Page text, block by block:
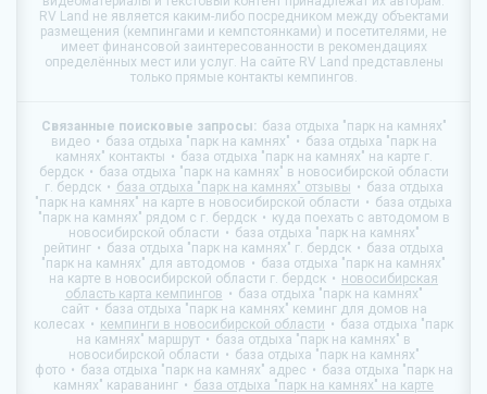
RV Land не является каким-либо посредником между объектами
размещения (кемпингами и кемпстоянками) и посетителями, не
имеет финансовой заинтересованности в рекомендациях
определённых мест или услуг. На сайте RV Land представлены
только прямые контакты кемпингов.
Связанные поисковые запросы: база отдыха "парк на камнях"
видео
база отдыха "парк на камнях"
база отдыха "парк на
камнях" контакты
база отдыха "парк на камнях" на карте г.
бердск
база отдыха "парк на камнях" в новосибирской области
г. бердск
база отдыха "парк на камнях" отзывы
база отдыха
"парк на камнях" на карте в новосибирской области
база отдыха
"парк на камнях" рядом с г. бердск
куда поехать с автодомом в
новосибирской области
база отдыха "парк на камнях"
рейтинг
база отдыха "парк на камнях" г. бердск
база отдыха
"парк на камнях" для автодомов
база отдыха "парк на камнях"
на карте в новосибирской области г. бердск
новосибирская
область карта кемпингов
база отдыха "парк на камнях"
сайт
база отдыха "парк на камнях" кеминг для домов на
колесах
кемпинги в новосибирской области
база отдыха "парк
на камнях" маршрут
база отдыха "парк на камнях" в
новосибирской области
база отдыха "парк на камнях"
фото
база отдыха "парк на камнях" адрес
база отдыха "парк на
камнях" караванинг
база отдыха "парк на камнях" на карте